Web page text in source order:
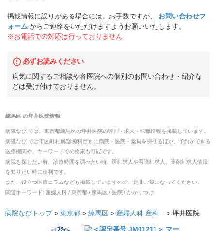
掲載情報に誤りがある場合には、お手数ですが、
お問い合わせフ
ォーム からご連絡をいただけますようお願いいたします。
※お電話での対応は行っておりません
必ずお読みください
病気に関するご相談や各医院への個別のお問い合わせ・紹介な
どは受け付けておりません。
練馬区の坪井医院情報
病院なび では、 東京都練馬区の坪井医院の評判・求人・転職情報を掲載しています。
病院なび では市区町村別/診療科目別に病院・医院・薬局を探せるほか、予約ができる
医療機関や、キーワードでの検索も可能です。
病院を探したい時、診療時間を調べたい時、医師求人や看護師求人、薬剤師求人情報
を知りたい時に便利です。
また、役立つ医療コラムなども掲載していますので、是非ご覧になってください。
関連キーワード: 産婦人科 / 東京都 / 練馬区 / 医院 / かかりつけ
病院なびトップ > 東京都 > 練馬区 > 産婦人科 産科... > 坪井医院